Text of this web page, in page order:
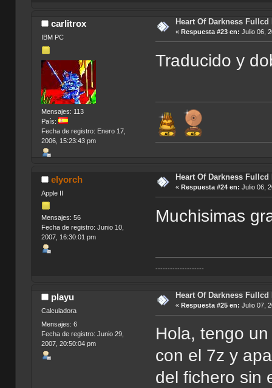
carlitrox
IBM PC
Mensajes: 113
País:
Fecha de registro: Enero 17,
2006, 15:23:43 pm
Heart Of Darkness Fullcd
« Respuesta #23 en: Julio 06,
Traducido y
elyorch
Apple II
Mensajes: 56
Fecha de registro: Junio 10,
2007, 16:30:01 pm
Heart Of Darkness Fullcd
« Respuesta #24 en: Julio 06,
Muchisimas
--------------------
playu
Calculadora
Mensajes: 6
Fecha de registro: Junio 29,
2007, 20:50:04 pm
Heart Of Darkness Fullcd
« Respuesta #25 en: Julio 07,
Hola, tengo
con el 7z y
del fichero sin